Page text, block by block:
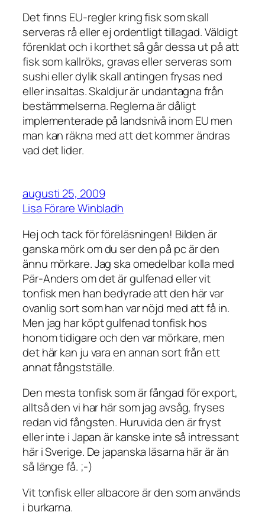
Det finns EU-regler kring fisk som skall
serveras rå eller ej ordentligt tillagad. Väldigt
förenklat och i korthet så går dessa ut på att
fisk som kallröks, gravas eller serveras som
sushi eller dylik skall antingen frysas ned
eller insaltas. Skaldjur är undantagna från
bestämmelserna. Reglerna är dåligt
implementerade på landsnivå inom EU men
man kan räkna med att det kommer ändras
vad det lider.
augusti 25, 2009
Lisa Förare Winbladh
Hej och tack för föreläsningen! Bilden är
ganska mörk om du ser den på pc är den
ännu mörkare. Jag ska omedelbar kolla med
Pär-Anders om det är gulfenad eller vit
tonfisk men han bedyrade att den här var
ovanlig sort som han var nöjd med att få in.
Men jag har köpt gulfenad tonfisk hos
honom tidigare och den var mörkare, men
det här kan ju vara en annan sort från ett
annat fångstställe.
Den mesta tonfisk som är fångad för export,
alltså den vi har här som jag avsåg, fryses
redan vid fångsten. Huruvida den är fryst
eller inte i Japan är kanske inte så intressant
här i Sverige. De japanska läsarna här är än
så länge få. ;-)
Vit tonfisk eller albacore är den som används
i burkarna.